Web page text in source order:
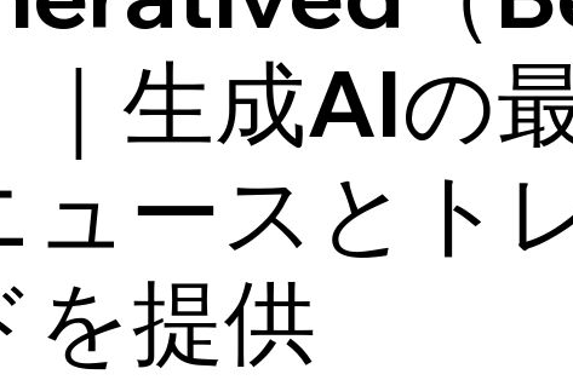
生成AIの
ュースとト
を提供